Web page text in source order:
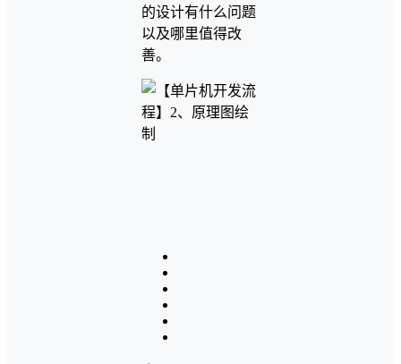
的设计有什么问题
以及哪里值得改
善。